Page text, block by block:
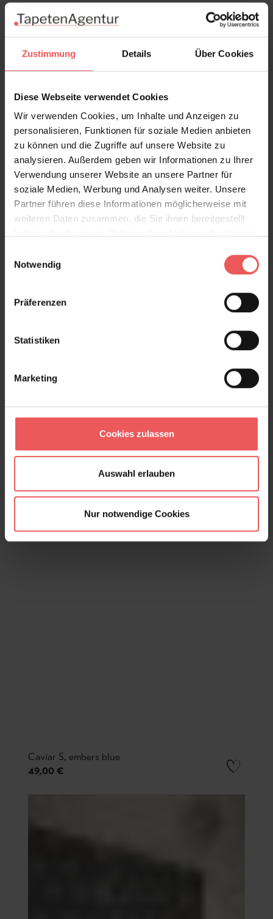
Zustimmung Details Über Cookies
Diese Webseite verwendet Cookies
Wir verwenden Cookies, um Inhalte und Anzeigen zu
personalisieren, Funktionen für soziale Medien anbieten
zu können und die Zugriffe auf unsere Website zu
analysieren. Außerdem geben wir Informationen zu Ihrer
Verwendung unserer Website an unsere Partner für
soziale Medien, Werbung und Analysen weiter. Unsere
Partner führen diese Informationen möglicherweise mit
weiteren Daten zusammen, die Sie ihnen bereitgestellt
Notwendig
Präferenzen
Statistiken
Marketing
Cookies zulassen
Auswahl erlauben
Nur notwendige Cookies
Caviar S, baby blue
49,00 €
49,00 €
Caviar S, embers blue
49,00 €